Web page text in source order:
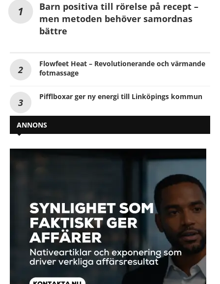
Barn positiva till rörelse på recept –
men metoden behöver samordnas
bättre
Flowfeet Heat – Revolutionerande och värmande
fotmassage
Pifflboxar ger ny energi till Linköpings kommun
ANNONS